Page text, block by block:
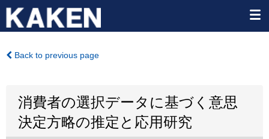
Back to previous page
消費者の選択データに基づく意思
決定方略の推定と応用研究